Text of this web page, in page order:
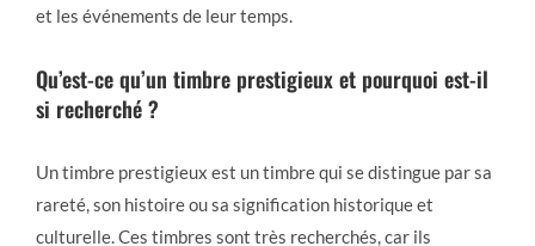
et les événements de leur temps.
Qu’est-ce qu’un timbre prestigieux et pourquoi est-il
si recherché ?
Un timbre prestigieux est un timbre qui se distingue par sa
rareté, son histoire ou sa signification historique et
culturelle. Ces timbres sont très recherchés, car ils